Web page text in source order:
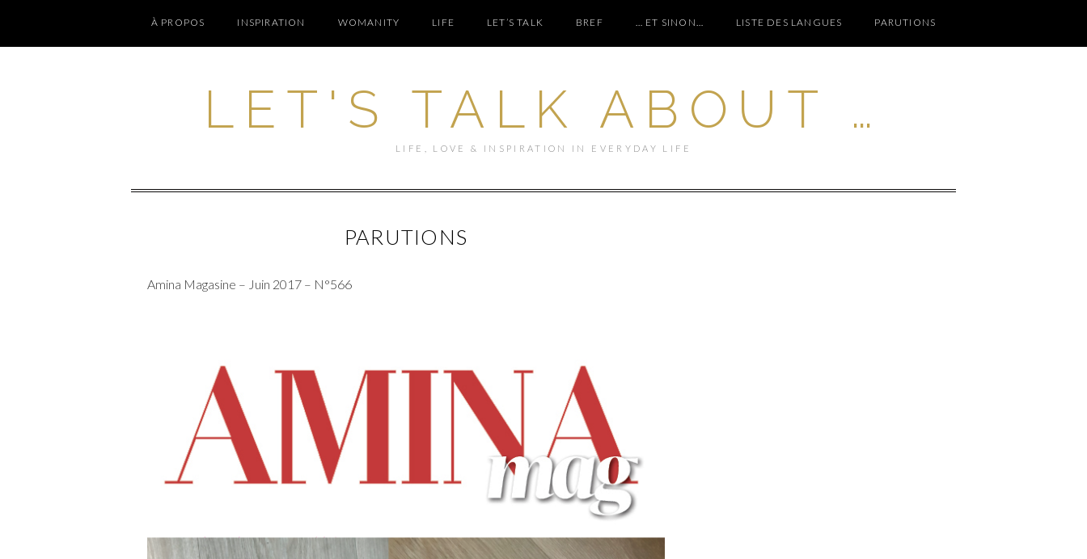
À PROPOS INSPIRATION WOMANITY LIFE LET’S TALK BREF … ET SINON… LISTE DES LANGUES PARUTIONS
LET'S TALK ABOUT …
LIFE, LOVE & INSPIRATION IN EVERYDAY LIFE
PARUTIONS
Amina Magasine – Juin 2017 – N°566